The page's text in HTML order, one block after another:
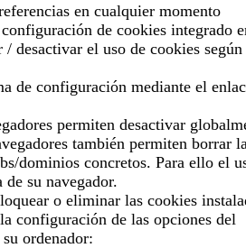
en cualquier momento
de cookies integrado
desactivar el uso de cookies según
de configuración mediante el
permiten desactivar
también permiten borrar
dominios concretos. Para ello el
su navegador.
o eliminar las cookies
configuración de las opciones del
ordenador: